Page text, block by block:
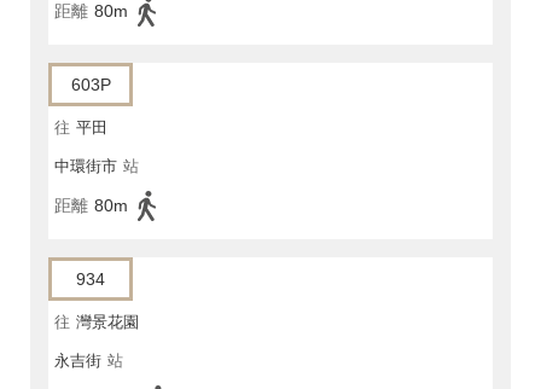
距離 80m
603P
往 平田
中環街市 站
距離 80m
934
往 灣景花園
永吉街 站